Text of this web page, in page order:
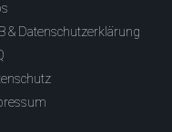
& Datenschutzerklärung